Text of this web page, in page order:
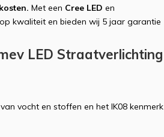
Met een Cree LED en
kwaliteit en bieden wij 5 jaar garantie
LED Straatverlichting
vocht en stoffen en het IK08 kenmerk